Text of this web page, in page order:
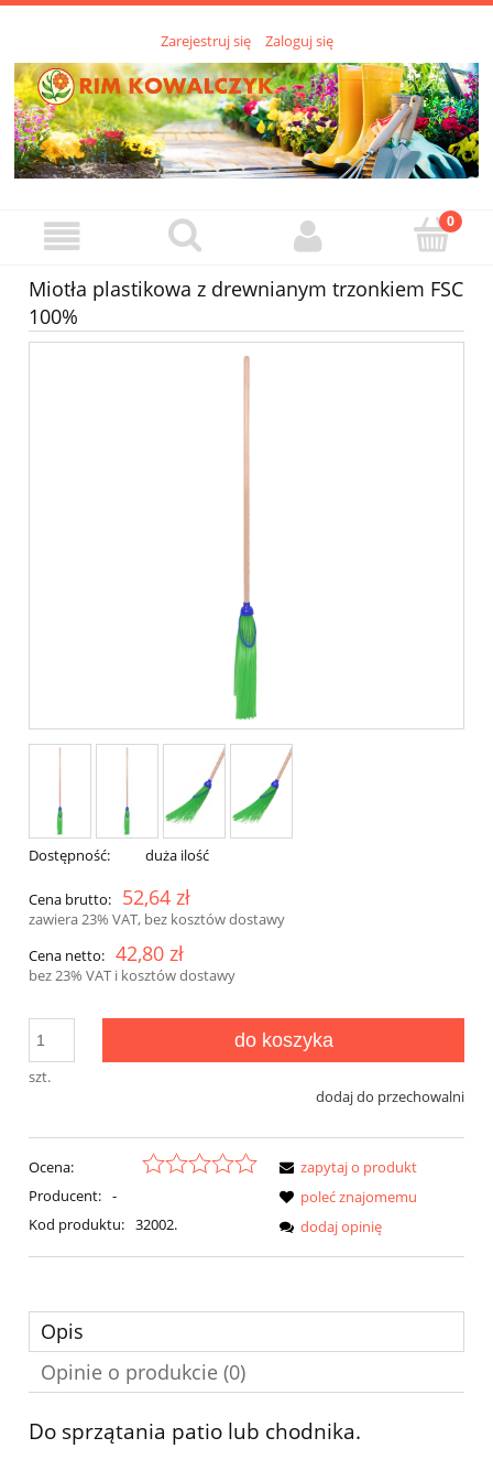
Zarejestruj się Zaloguj się
Miotła plastikowa z drewnianym trzonkiem FSC
100%
Dostępność: duża ilość
Cena brutto: 52,64 zł
zawiera 23% VAT, bez kosztów dostawy
Cena netto: 42,80 zł
bez 23% VAT i kosztów dostawy
szt.
do koszyka
dodaj do przechowalni
Ocena:
Producent: -
Kod produktu: 32002.
zapytaj o produkt
poleć znajomemu
dodaj opinię
Opis
Opinie o produkcie (0)
Do sprzątania patio lub chodnika.